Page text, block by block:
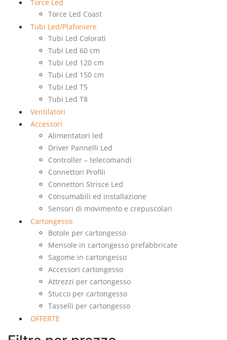
Torce Led
Torce Led Coast
Tubi Led/Plafoniere
Tubi Led Colorati
Tubi Led 60 cm
Tubi Led 120 cm
Tubi Led 150 cm
Tubi Led T5
Tubi Led T8
Ventilatori
Accessori
Alimentatori led
Driver Pannelli Led
Controller – telecomandi
Connettori Profili
Connettori Strisce Led
Consumabili ed installazione
Sensori di movimento e crepuscolari
Cartongesso
Botole per cartongesso
Mensole in cartongesso prefabbricate
Sagome in cartongesso
Accessori cartongesso
Attrezzi per cartongesso
Stucco per cartongesso
Tasselli per cartongesso
OFFERTE